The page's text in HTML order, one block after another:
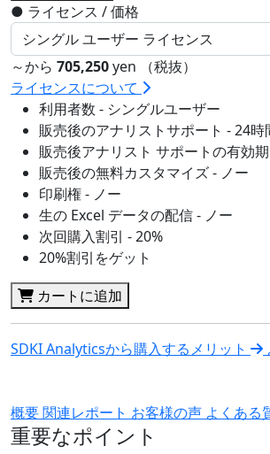
● ライセンス / 価格
～から 705,250yen （税抜）
ライセンスについて
利用者数 - シングルユーザー
販売後のアナリストサポート - 24時
販売後アナリスト サポートの有効
販売後の無料カスタマイズ - ノー
印刷権 - ノー
生の Excel データの配信 - ノー
次回購入割引 - 20%
20%割引をゲット
カートに追加
SDKI Analyticsから購入するメリット
概要関連レポート お客様の声 よくある
重要なポイント